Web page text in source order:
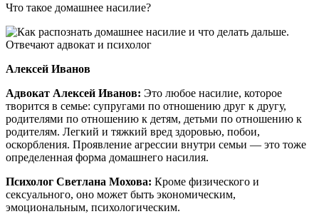
Что такое домашнее насилие?
Алексей Иванов
Адвокат Алексей Иванов: Это любое насилие, которое
творится в семье: супругами по отношению друг к другу,
родителями по отношению к детям, детьми по отношению к
родителям. Легкий и тяжкий вред здоровью, побои,
оскорбления. Проявление агрессии внутри семьи — это тоже
определенная форма домашнего насилия.
Психолог Светлана Мохова: Кроме физического и
сексуального, оно может быть экономическим,
эмоциональным, психологическим.